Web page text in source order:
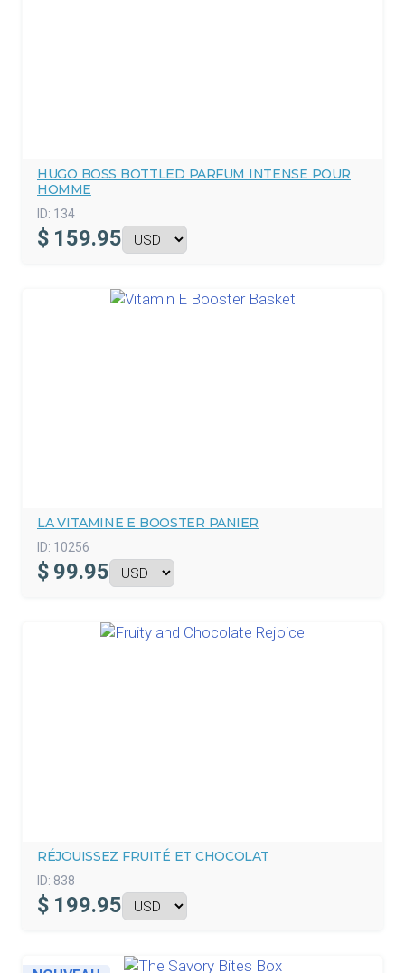
HUGO BOSS BOTTLED PARFUM INTENSE POUR
HOMME
ID: 134
$ 159.95
LA VITAMINE E BOOSTER PANIER
ID: 10256
$ 99.95
RÉJOUISSEZ FRUITÉ ET CHOCOLAT
ID: 838
$ 199.95